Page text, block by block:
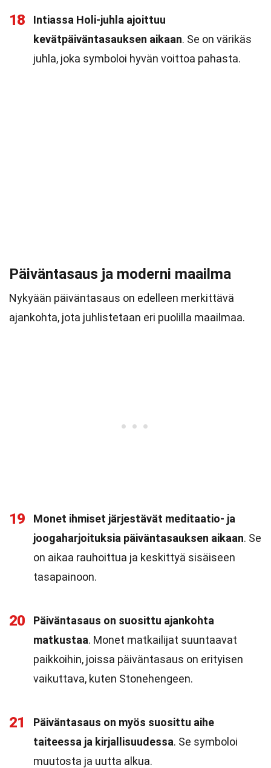
18
Intiassa Holi-juhla ajoittuu
kevätpäiväntasauksen aikaan. Se on värikäs
juhla, joka symboloi hyvän voittoa pahasta.
Päiväntasaus ja moderni maailma
Nykyään päiväntasaus on edelleen merkittävä
ajankohta, jota juhlistetaan eri puolilla maailmaa.
19
Monet ihmiset järjestävät meditaatio- ja
joogaharjoituksia päiväntasauksen aikaan. Se
on aikaa rauhoittua ja keskittyä sisäiseen
tasapainoon.
20
Päiväntasaus on suosittu ajankohta
matkustaa. Monet matkailijat suuntaavat
paikkoihin, joissa päiväntasaus on erityisen
vaikuttava, kuten Stonehengeen.
21
Päiväntasaus on myös suosittu aihe
taiteessa ja kirjallisuudessa. Se symboloi
muutosta ja uutta alkua.